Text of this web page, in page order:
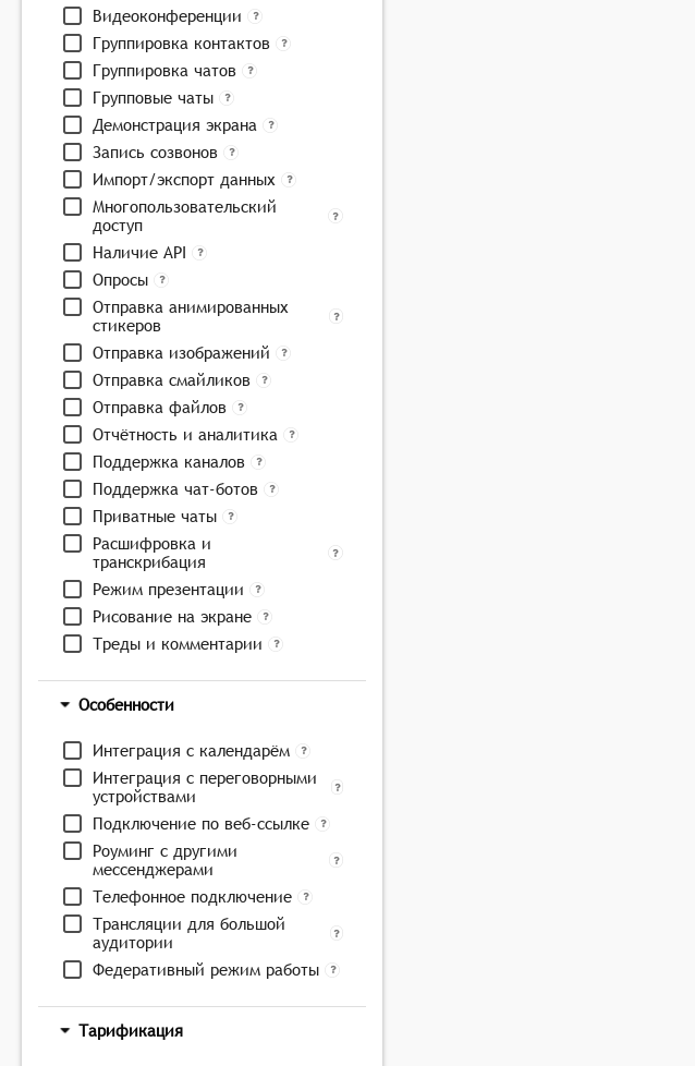
Видеоконференции
Группировка контактов
Группировка чатов
Групповые чаты
Демонстрация экрана
Запись созвонов
Импорт/экспорт данных
Многопользовательский
доступ
Наличие API
Опросы
Отправка анимированных
стикеров
Отправка изображений
Отправка смайликов
Отправка файлов
Отчётность и аналитика
Поддержка каналов
Поддержка чат-ботов
Приватные чаты
Расшифровка и
транскрибация
Режим презентации
Рисование на экране
Треды и комментарии
Особенности
Интеграция с календарём
Интеграция с переговорными
устройствами
Подключение по веб-ссылке
Роуминг с другими
мессенджерами
Телефонное подключение
Трансляции для большой
аудитории
Федеративный режим работы
Тарификация